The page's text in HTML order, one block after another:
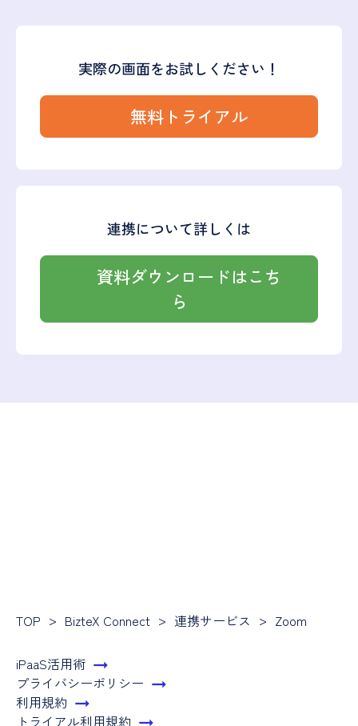
実際の画面をお試しください！
無料トライアル
連携について詳しくは
資料ダウンロードはこち
ら
TOP BizteX Connect 連携サービス Zoom
iPaaS活用術
プライバシーポリシー
利用規約
トライアル利用規約